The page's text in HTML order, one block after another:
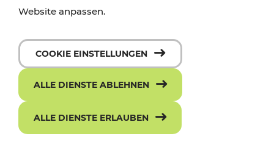
Website anpassen.
COOKIE EINSTELLUNGEN
ALLE DIENSTE ABLEHNEN
ALLE DIENSTE ERLAUBEN